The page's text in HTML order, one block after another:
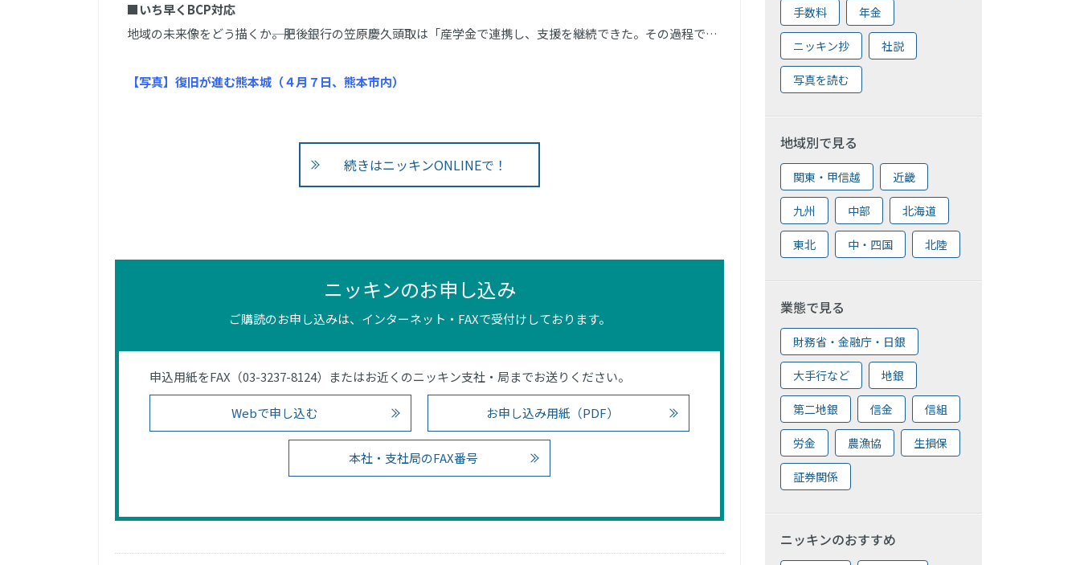
■いち早くBCP対応
地域の未来像をどう描くか――。肥後銀行の笠原慶久頭取は「産学金で連携し、支援を継続できた。その過程で…
【写真】復旧が進む熊本城（４月７日、熊本市内）
続きはニッキンONLINEで！
ニッキンのお申し込み
ご購読のお申し込みは、インターネット・FAXで受付けしております。
申込用紙をFAX（03-3237-8124）またはお近くのニッキン支社・局までお送りください。
Webで申し込む お申し込み用紙（PDF）
本社・支社局のFAX番号
手数料 年金
ニッキン抄 社説
写真を読む
地域別で見る
関東・甲信越 近畿
九州 中部 北海道
東北 中・四国 北陸
業態で見る
財務省・金融庁・日銀
大手行など 地銀
第二地銀 信金 信組
労金 農漁協 生損保
証券関係
ニッキンのおすすめ